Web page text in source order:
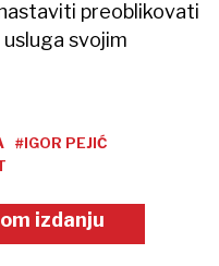
preoblikovati
svojim
#IGOR PEJIĆ
izdanju